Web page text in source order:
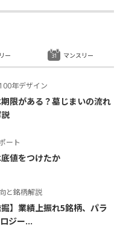
年デザイン
期限がある？墓じまいの流れ
ート
値をつけたか
と銘柄解説
掘】業績上振れ5銘柄、パラ
ジー...
ー マンスリー